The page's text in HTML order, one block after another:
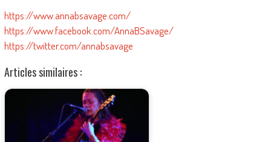
https://www.annabsavage.com/
https://www.facebook.com/AnnaBSavage/
https://twitter.com/annabsavage
Articles similaires :